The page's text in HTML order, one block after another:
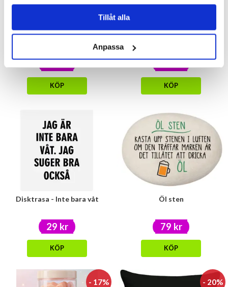
Tillåt alla
Anpassa
Skrattpåse
KÖP
Rolig påse - För all skit...
KÖP
Disktrasa - Inte bara våt
29 kr
KÖP
Öl sten
79 kr
KÖP
- 17% - 20%